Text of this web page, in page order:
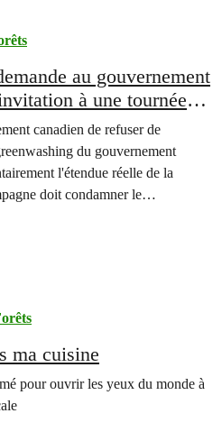
au gouvernement
à une tournée de
canadien de refuser de
du gouvernement
l'étendue réelle de la
doit condamner le
protection de l'environnement et le
l'homme qui ont mené à cette
ma cuisine
pour ouvrir les yeux du monde à